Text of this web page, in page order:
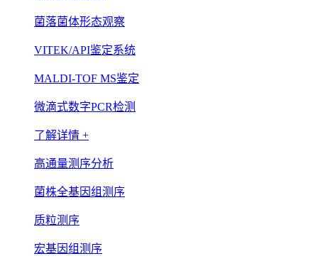
菌落菌体形态观察
VITEK/API鉴定系统
MALDI-TOF MS鉴定
微滴式数字PCR检测
了解详情 +
高通量测序分析
菌株全基因组测序
质粒测序
宏基因组测序